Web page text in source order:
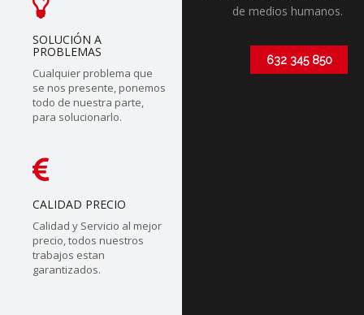
SOLUCIÓN A
PROBLEMAS
Cualquier problema que
se nos presente, ponemos
todo de nuestra parte,
para solucionarlo.
CALIDAD PRECIO
Calidad y Servicio al mejor
precio, todos nuestros
trabajos estan
garantizados.
de medios humanos.
632 345 850